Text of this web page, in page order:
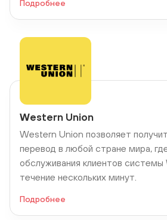
Подробнее
Western Union
Western Union позволяет
перевод в любой стране мира,
обслуживания клиентов
течение нескольких минут.
Подробнее